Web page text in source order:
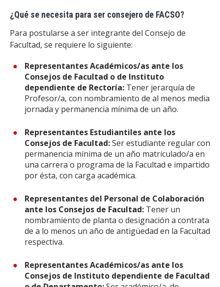
¿Qué se necesita para ser consejero de FACSO?
Para postularse a ser integrante del Consejo de
Facultad, se requiere lo siguiente:
Representantes Académicos/as ante los
Consejos de Facultad o de Instituto
dependiente de Rectoría: Tener jerarquía de
Profesor/a, con nombramiento de al menos media
jornada y permanencia mínima de un año.
Representantes Estudiantiles ante los
Consejos de Facultad:Ser estudiante regular con
permanencia mínima de un año matriculado/a en
una carrera o programa de la Facultad e impartido
por ésta, con carga académica.
Representantes del Personal de Colaboración
ante los Consejos de Facultad: Tener un
nombramiento de planta o designación a contrata
de a lo menos un año de antigüedad en la Facultad
respectiva.
Representantes Académicos/as ante los
Consejos de Instituto dependiente de Facultad